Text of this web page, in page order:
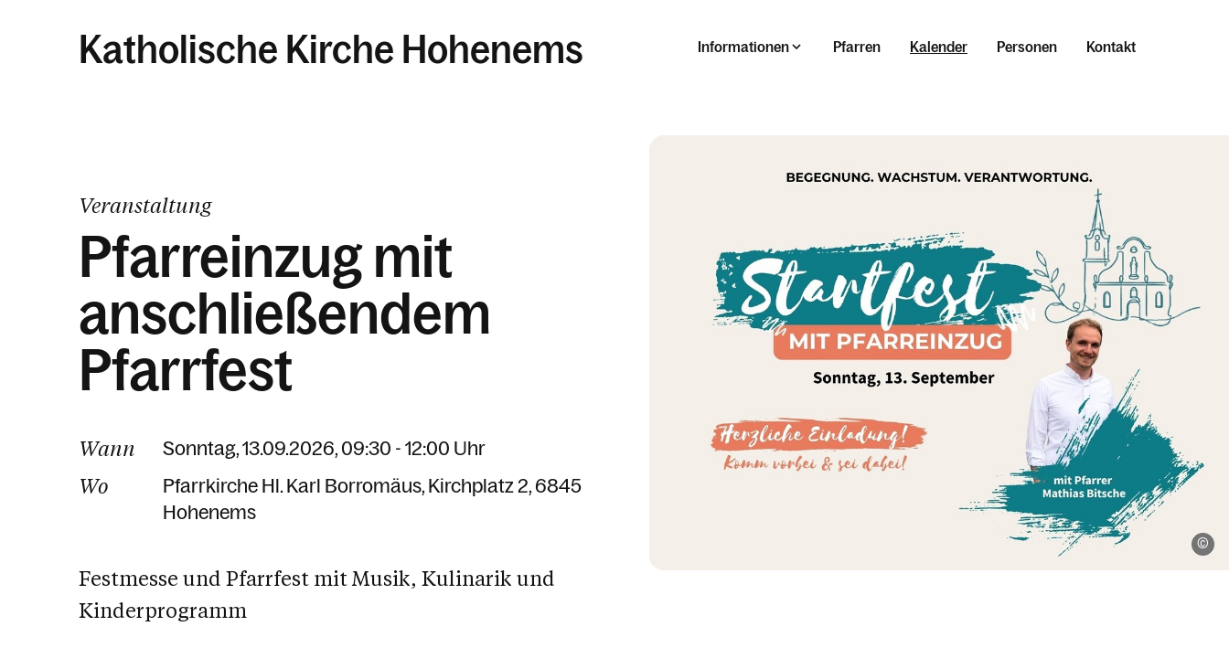
Katholische Kirche Hohenems Informationen Pfarren Kalender Personen Kontakt
Veranstaltung
Pfarreinzug mit
anschließendem
Pfarrfest
Wann Sonntag, 13.09.2026, 09:30 - 12:00 Uhr
Wo Pfarrkirche Hl. Karl Borromäus Kirchplatz 2 6845
Hohenems
Festmesse und Pfarrfest mit Musik, Kulinarik und
Kinderprogramm